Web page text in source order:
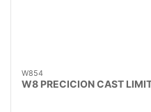
W854
W8 PRECICION CAST